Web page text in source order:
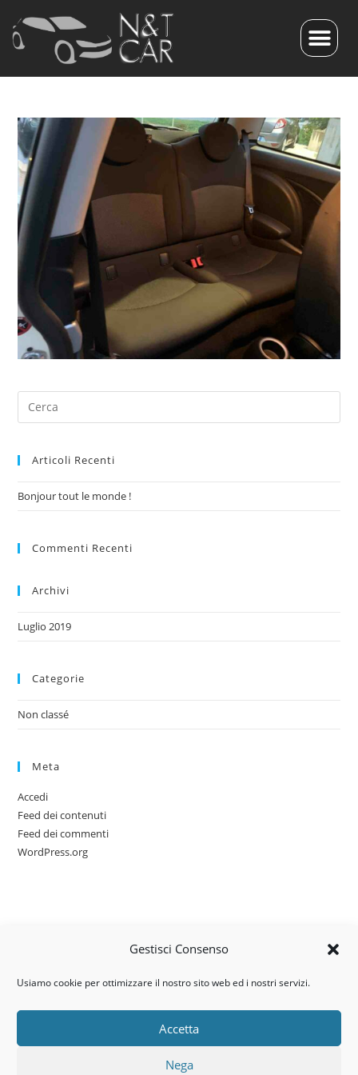
Gestisci Consenso
Usiamo cookie per ottimizzare il nostro sito web ed i nostri servizi.
Accetta
Nega
Articoli Recenti
Bonjour tout le monde !
Commenti Recenti
Archivi
Luglio 2019
Categorie
Non classé
Meta
Accedi
Feed dei contenuti
Feed dei commenti
WordPress.org
Via dell’artigianato, 14 – 31030